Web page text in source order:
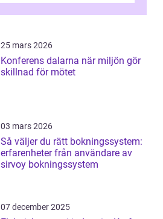
25 mars 2026
Konferens dalarna när miljön gör
skillnad för mötet
03 mars 2026
Så väljer du rätt bokningssystem:
erfarenheter från användare av
sirvoy bokningssystem
07 december 2025